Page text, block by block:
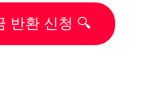
반환 신청 🔍